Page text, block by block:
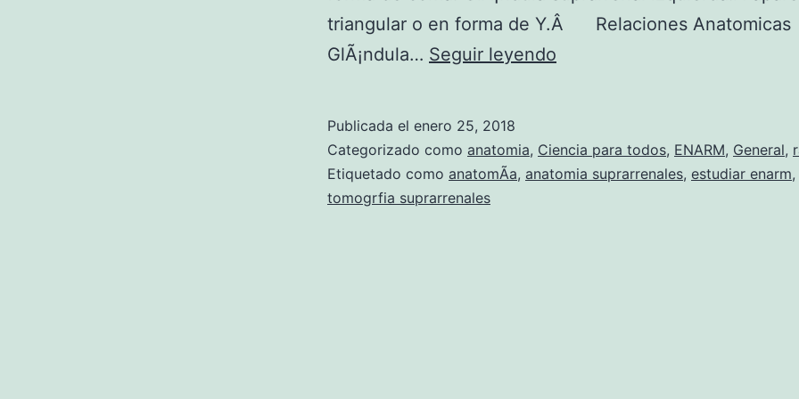
triangular o en forma de Y.Â Relaciones Anatomicas
GlÃ¡ndula… Seguir leyendo
T
O
Publicada el enero 25, 2018
Categorizado como anatomia, Ciencia para todos, ENARM, General,
Etiquetado como anatomÃ­a, anatomia suprarrenales, estudiar enarm,
tomogrfia suprarrenales